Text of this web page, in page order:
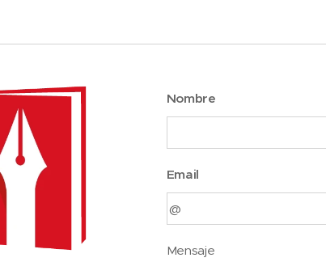
Nombre
Email
Mensaje